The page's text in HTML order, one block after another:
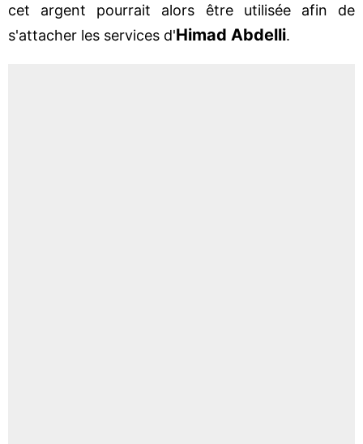
cet argent pourrait alors être utilisée afin de
s'attacher les services d'Himad Abdelli.